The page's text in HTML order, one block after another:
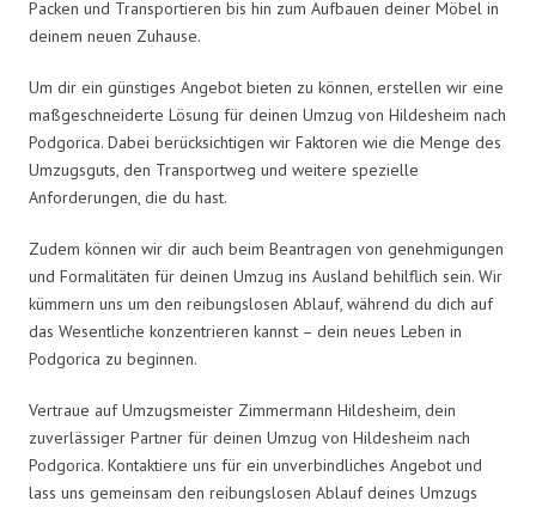
Packen und Transportieren bis hin zum Aufbauen deiner Möbel in
deinem neuen Zuhause.
Um dir ein günstiges Angebot bieten zu können, erstellen wir eine
maßgeschneiderte Lösung für deinen Umzug von Hildesheim nach
Podgorica. Dabei berücksichtigen wir Faktoren wie die Menge des
Umzugsguts, den Transportweg und weitere spezielle
Anforderungen, die du hast.
Zudem können wir dir auch beim Beantragen von genehmigungen
und Formalitäten für deinen Umzug ins Ausland behilflich sein. Wir
kümmern uns um den reibungslosen Ablauf, während du dich auf
das Wesentliche konzentrieren kannst – dein neues Leben in
Podgorica zu beginnen.
Vertraue auf Umzugsmeister Zimmermann Hildesheim, dein
zuverlässiger Partner für deinen Umzug von Hildesheim nach
Podgorica. Kontaktiere uns für ein unverbindliches Angebot und
lass uns gemeinsam den reibungslosen Ablauf deines Umzugs